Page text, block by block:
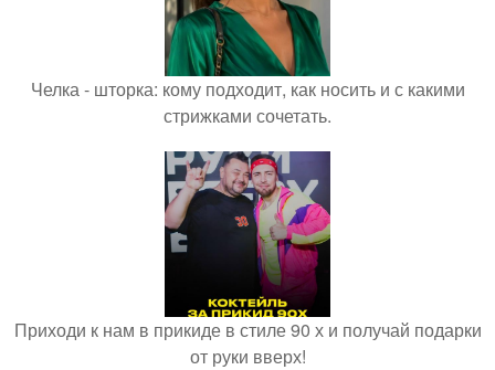
Челка - шторка: кому подходит, как носить и с какими
стрижками сочетать.
Приходи к нам в прикиде в стиле 90 х и получай подарки
от руки вверх!